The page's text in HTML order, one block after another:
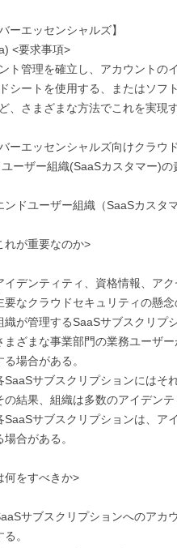
ーエッセンシャルズ】
<要求事項>
ト管理を確立し、アカウントの
シートを使用する、またはソフ
、さまざまな方法でこれを実現
バーエッセンシャルズ向けクラウ
ーザー組織(SaaSカスタマー)の
ンドユーザー組織（SaaSカスタ
れが重要なのか>
イデンティティ、資格情報、ア
要なクラウドセキュリティの懸念
織が管理するSaaSサブスクリプ
まざまな事業部門の業務ユーザ
る場合がある。
SaaSサブスクリプションにはそ
の結果、組織は多数のアイデン
SaaSサブスクリプションは、ア
場合がある。
何をすべきか>
サブスクリプションへのアカ
る。